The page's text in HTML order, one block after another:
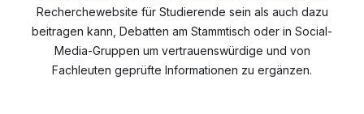
Recherchewebsite für Studierende sein als auch dazu
beitragen kann, Debatten am Stammtisch oder in Social-
Media-Gruppen um vertrauenswürdige und von
Fachleuten geprüfte Informationen zu ergänzen.